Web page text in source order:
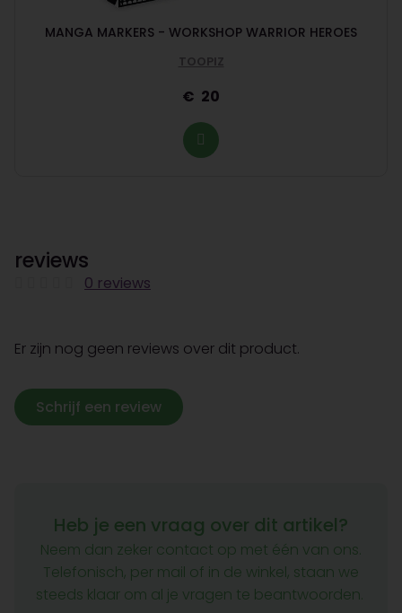
MANGA MARKERS - WORKSHOP WARRIOR HEROES
TOOPIZ
20
reviews
0 reviews
Er zijn nog geen reviews over dit product.
Schrijf een review
Heb je een vraag over dit artikel?
Neem dan zeker contact op met één van ons.
Telefonisch, per mail of in de winkel, staan we
steeds klaar om al je vragen te beantwoorden.